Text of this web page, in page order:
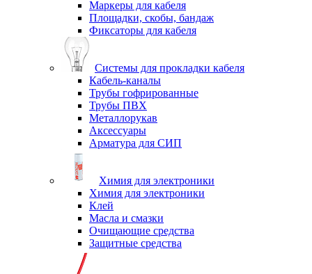
Маркеры для кабеля
Площадки, скобы, бандаж
Фиксаторы для кабеля
Системы для прокладки кабеля
Кабель-каналы
Трубы гофрированные
Трубы ПВХ
Металлорукав
Аксессуары
Арматура для СИП
Химия для электроники
Химия для электроники
Клей
Масла и смазки
Очищающие средства
Защитные средства